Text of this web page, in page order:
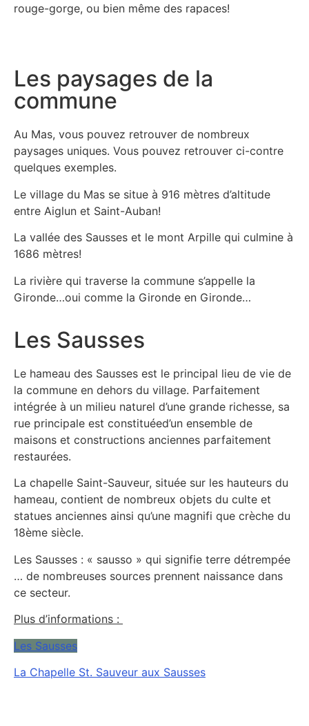
rouge-gorge, ou bien même des rapaces!
Les paysages de la
commune
Au Mas, vous pouvez retrouver de nombreux
paysages uniques. Vous pouvez retrouver ci-contre
quelques exemples.
Le village du Mas se situe à 916 mètres d’altitude
entre Aiglun et Saint-Auban!
La vallée des Sausses et le mont Arpille qui culmine à
1686 mètres!
La rivière qui traverse la commune s’appelle la
Gironde…oui comme la Gironde en Gironde…
Les Sausses
Le hameau des Sausses est le principal lieu de vie de
la commune en dehors du village. Parfaitement
intégrée à un milieu naturel d’une grande richesse, sa
rue principale est constituéed’un ensemble de
maisons et constructions anciennes parfaitement
restaurées.
La chapelle Saint-Sauveur, située sur les hauteurs du
hameau, contient de nombreux objets du culte et
statues anciennes ainsi qu’une magnifi que crèche du
18ème siècle.
Les Sausses : « sausso » qui signifie terre détrempée
… de nombreuses sources prennent naissance dans
ce secteur.
Plus d’informations :
Les Sausses
La Chapelle St. Sauveur aux Sausses